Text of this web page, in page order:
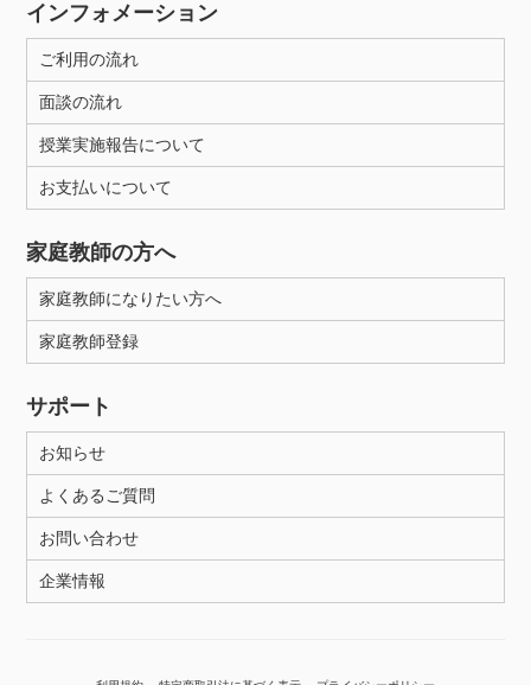
距離：15km以内
年齢：18-101歳
インフォメーション
ご利用の流れ
面談の流れ
授業実施報告について
お支払いについて
家庭教師の方へ
家庭教師になりたい方へ
家庭教師登録
サポート
お知らせ
よくあるご質問
お問い合わせ
企業情報